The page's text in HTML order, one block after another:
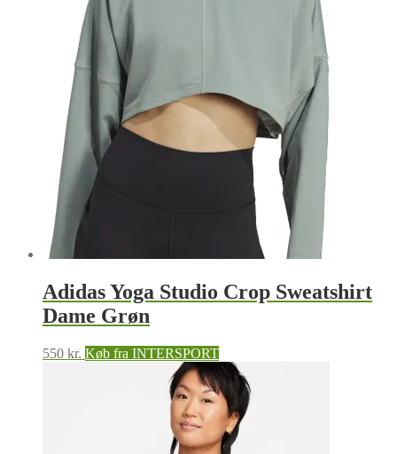
Adidas Yoga Studio Crop Sweatshirt
Dame Grøn
550 kr. Køb fra INTERSPORT